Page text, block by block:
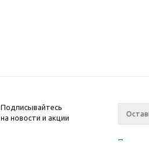
Подписывайтесь
на новости и акции